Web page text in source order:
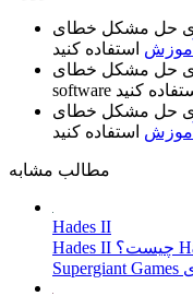
آموزش
software
آموزش
مطالب مشابه
Hades II
Hades II چیست؟ Hades II جدیدترین بازی استودیوی